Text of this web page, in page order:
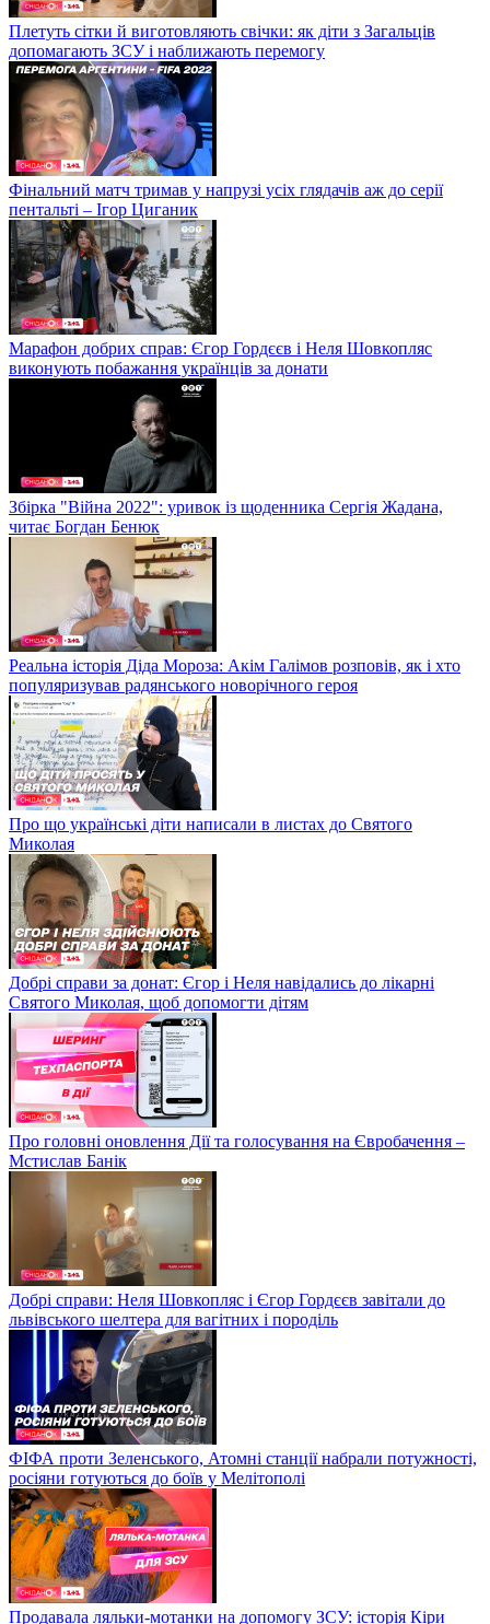
Плетуть сітки й виготовляють свічки: як діти з Загальців
допомагають ЗСУ і наближають перемогу
Фінальний матч тримав у напрузі усіх глядачів аж до серії
пентальті – Ігор Циганик
Марафон добрих справ: Єгор Гордєєв і Неля Шовкопляс
виконують побажання українців за донати
Збірка "Війна 2022": уривок із щоденника Сергія Жадана,
читає Богдан Бенюк
Реальна історія Діда Мороза: Акім Галімов розповів, як і хто
популяризував радянського новорічного героя
Про що українські діти написали в листах до Святого
Миколая
Добрі справи за донат: Єгор і Неля навідались до лікарні
Святого Миколая, щоб допомогти дітям
Про головні оновлення Дії та голосування на Євробачення –
Мстислав Банік
Добрі справи: Неля Шовкопляс і Єгор Гордєєв завітали до
львівського шелтера для вагітних і породіль
ФІФА проти Зеленського, Атомні станції набрали потужності,
росіяни готуються до боїв у Мелітополі
Продавала ляльки-мотанки на допомогу ЗСУ: історія Кіри